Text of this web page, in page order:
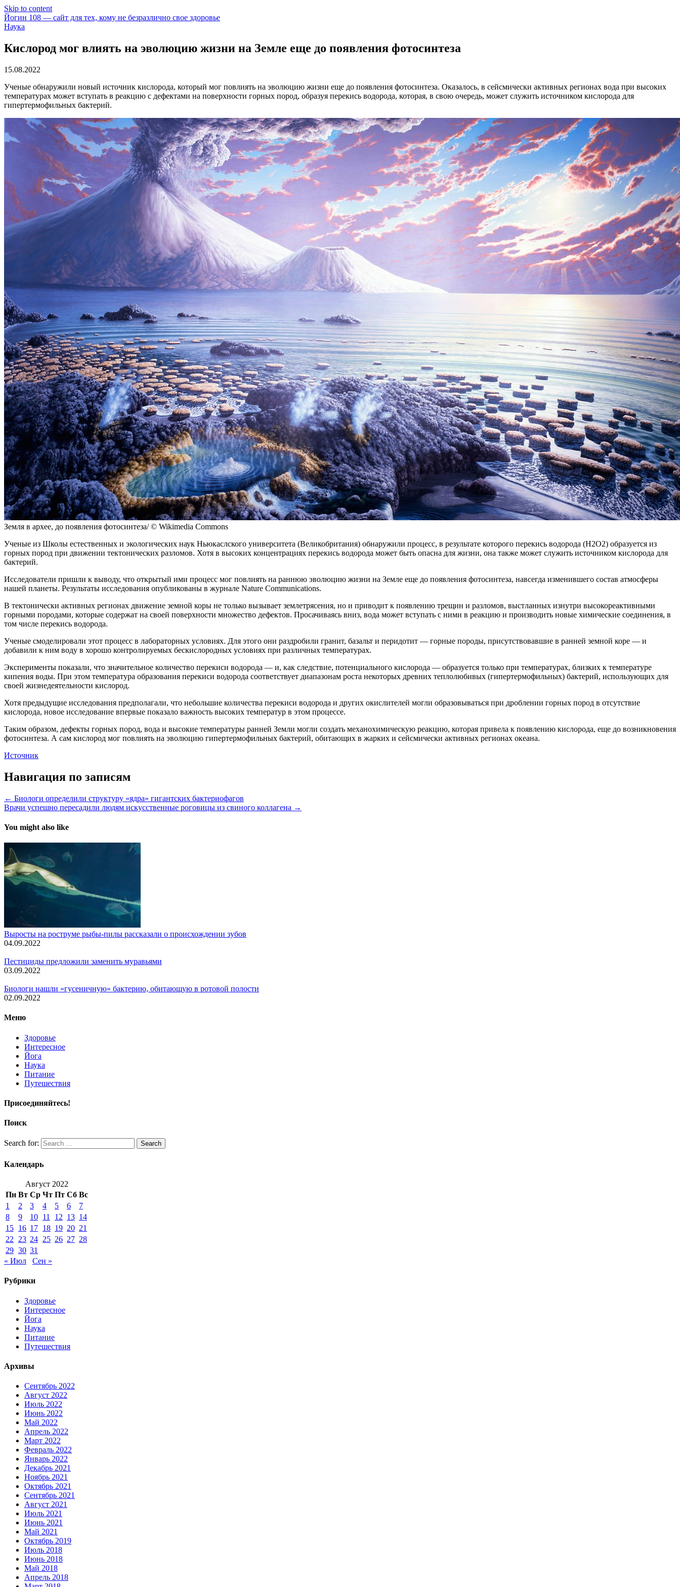
Skip to content
Йогин 108 — сайт для тех, кому не безразлично свое здоровье
Наука
Кислород мог влиять на эволюцию жизни на Земле еще до появления фотосинтеза
15.08.2022
Ученые обнаружили новый источник кислорода, который мог повлиять на эволюцию жизни еще до появления фотосинтеза. Оказалось, в сейсмически активных регионах вода при высоких
температурах может вступать в реакцию с дефектами на поверхности горных пород, образуя перекись водорода, которая, в свою очередь, может служить источником кислорода для
гипертермофильных бактерий.
Земля в архее, до появления фотосинтеза/ © Wikimedia Commons
Ученые из Школы естественных и экологических наук Ньюкаслского университета (Великобритания) обнаружили процесс, в результате которого перекись водорода (H2O2) образуется из
горных пород при движении тектонических разломов. Хотя в высоких концентрациях перекись водорода может быть опасна для жизни, она также может служить источником кислорода для
бактерий.
Исследователи пришли к выводу, что открытый ими процесс мог повлиять на раннюю эволюцию жизни на Земле еще до появления фотосинтеза, навсегда изменившего состав атмосферы
нашей планеты. Результаты исследования опубликованы в журнале Nature Communications.
В тектонически активных регионах движение земной коры не только вызывает землетрясения, но и приводит к появлению трещин и разломов, выстланных изнутри высокореактивными
горными породами, которые содержат на своей поверхности множество дефектов. Просачиваясь вниз, вода может вступать с ними в реакцию и производить новые химические соединения, в
том числе перекись водорода.
Ученые смоделировали этот процесс в лабораторных условиях. Для этого они раздробили гранит, базальт и перидотит — горные породы, присутствовавшие в ранней земной коре — и
добавили к ним воду в хорошо контролируемых бескислородных условиях при различных температурах.
Эксперименты показали, что значительное количество перекиси водорода — и, как следствие, потенциального кислорода — образуется только при температурах, близких к температуре
кипения воды. При этом температура образования перекиси водорода соответствует диапазонам роста некоторых древних теплолюбивых (гипертермофильных) бактерий, использующих для
своей жизнедеятельности кислород.
Хотя предыдущие исследования предполагали, что небольшие количества перекиси водорода и других окислителей могли образовываться при дроблении горных пород в отсутствие
кислорода, новое исследование впервые показало важность высоких температур в этом процессе.
Таким образом, дефекты горных пород, вода и высокие температуры ранней Земли могли создать механохимическую реакцию, которая привела к появлению кислорода, еще до возникновения
фотосинтеза. А сам кислород мог повлиять на эволюцию гипертермофильных бактерий, обитающих в жарких и сейсмически активных регионах океана.
Источник
Навигация по записям
← Биологи определили структуру «ядра» гигантских бактериофагов
Врачи успешно пересадили людям искусственные роговицы из свиного коллагена →
You might also like
Выросты на роструме рыбы-пилы рассказали о происхождении зубов
04.09.2022
Пестициды предложили заменить муравьями
03.09.2022
Биологи нашли «гусеничную» бактерию, обитающую в ротовой полости
02.09.2022
Меню
Здоровье
Интересное
Йога
Наука
Питание
Путешествия
Присоединяйтесь!
Поиск
Search for: Search
Календарь
Август 2022
Пн Вт Ср Чт Пт Сб Вс
1
2 3 4 5 6
7
8
9 10 11 12 13 14
15 16 17 18 19 20 21
22
23 24 25 26 27 28
29 30 31
« Июл
Сен »
Рубрики
Здоровье
Интересное
Йога
Наука
Питание
Путешествия
Архивы
Сентябрь 2022
Август 2022
Июль 2022
Июнь 2022
Май 2022
Апрель 2022
Март 2022
Февраль 2022
Январь 2022
Декабрь 2021
Ноябрь 2021
Октябрь 2021
Сентябрь 2021
Август 2021
Июль 2021
Июнь 2021
Май 2021
Октябрь 2019
Июль 2018
Июнь 2018
Май 2018
Апрель 2018